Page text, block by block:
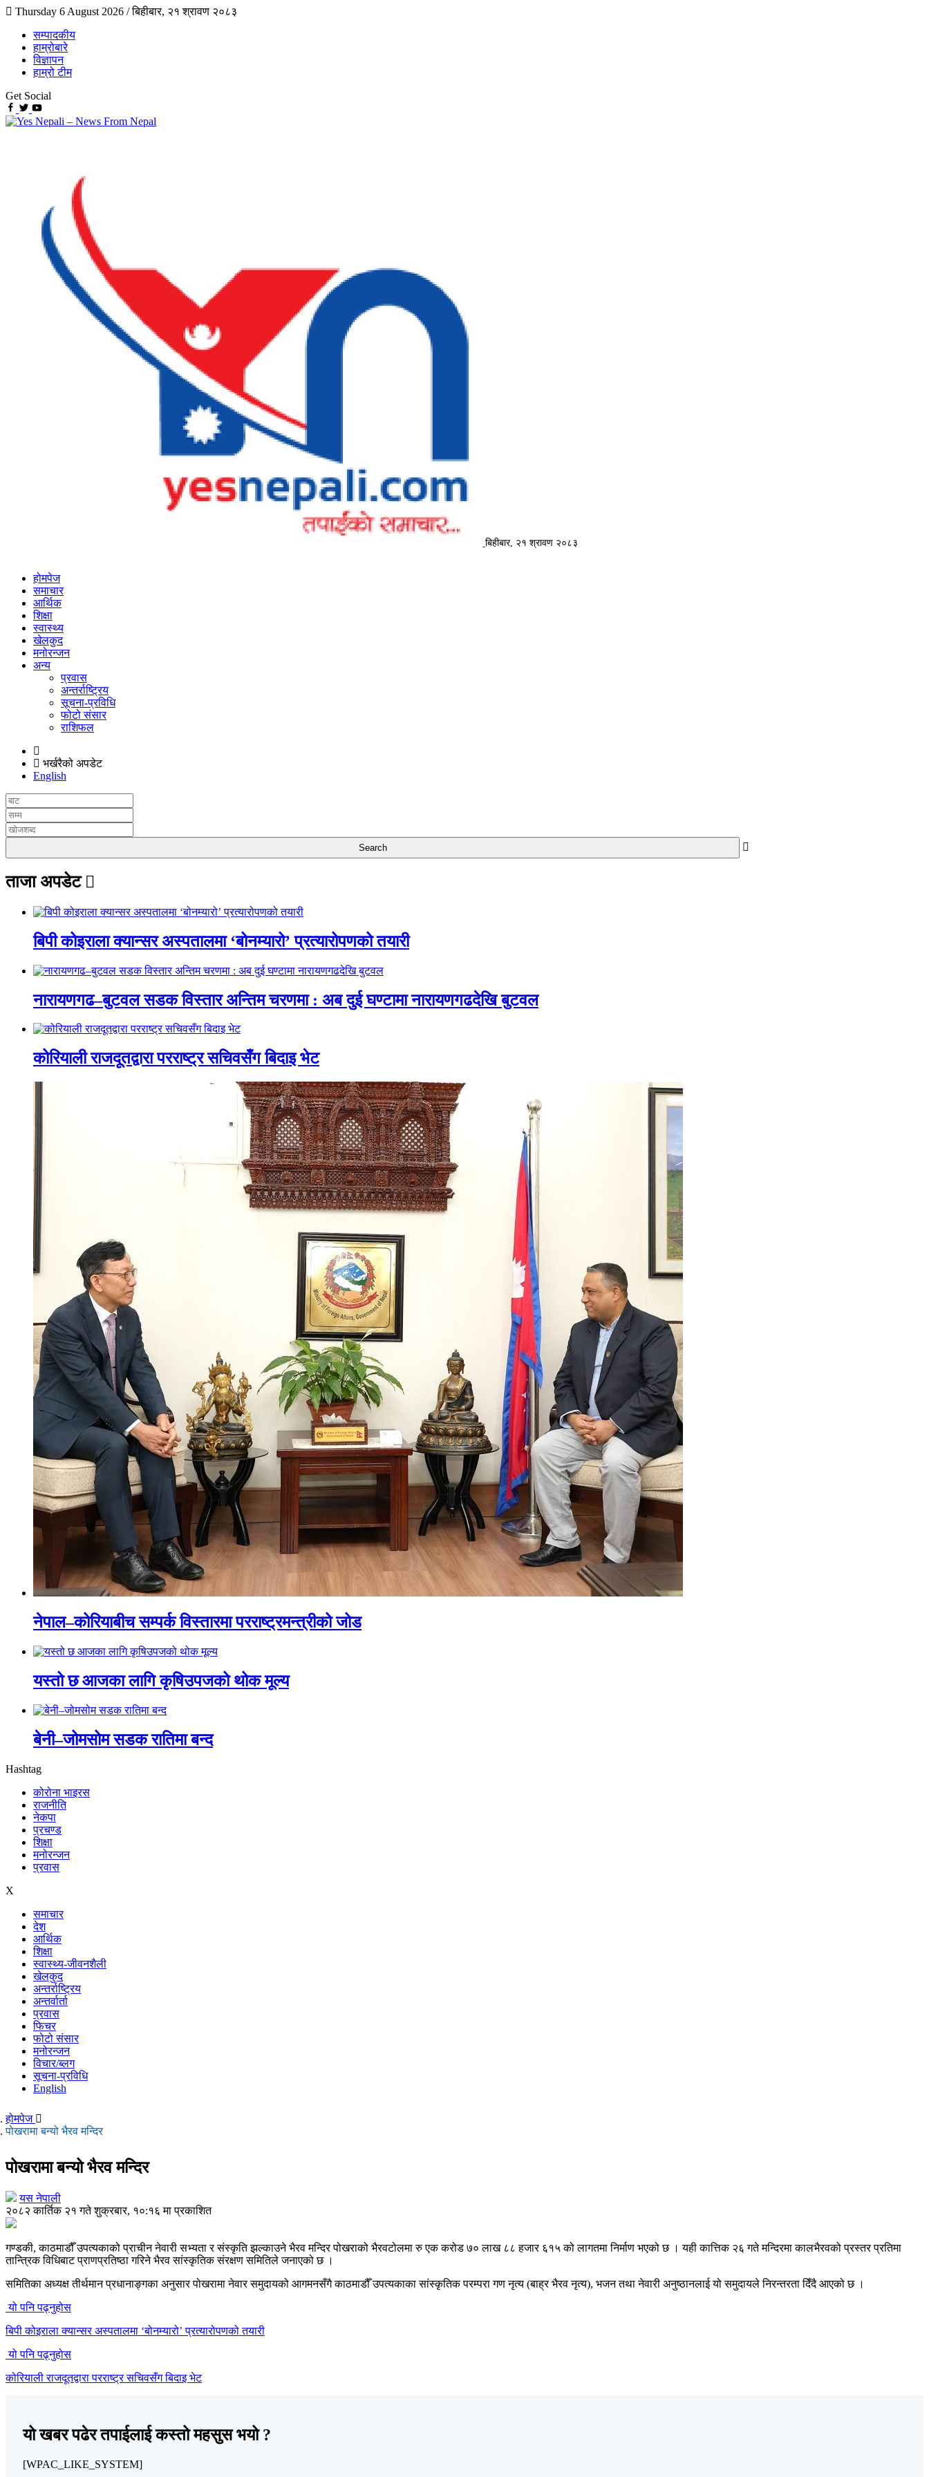
Thursday 6 August 2026 /बिहीबार, २१ श्रावण २०८३
सम्पादकीय
हाम्रोबारे
विज्ञापन
हाम्रो टीम
Get Social
बिहीबार, २१ श्रावण २०८३
होमपेज
समाचार
आर्थिक
शिक्षा
स्वास्थ्य
खेलकुद
मनोरन्जन
अन्य
प्रवास
अन्तर्राष्ट्रिय
सूचना-प्रविधि
फोटो संसार
राशिफल
भर्खरैको अपडेट
English
ताजा अपडेट
बिपी कोइराला क्यान्सर अस्पतालमा ‘बोनम्यारो’ प्रत्यारोपणको तयारी
नारायणगढ–बुटवल सडक विस्तार अन्तिम चरणमा : अब दुई घण्टामा नारायणगढदेखि बुटवल
कोरियाली राजदूतद्वारा परराष्ट्र सचिवसँग बिदाइ भेट
नेपाल–कोरियाबीच सम्पर्क विस्तारमा परराष्ट्रमन्त्रीको जोड
यस्तो छ आजका लागि कृषिउपजको थोक मूल्य
बेनी–जोमसोम सडक रातिमा बन्द
Hashtag
कोरोना भाइरस
राजनीति
नेकपा
प्रचण्ड
शिक्षा
मनोरन्जन
प्रवास
X
समाचार
देश
आर्थिक
शिक्षा
स्वास्थ्य-जीवनशैली
खेलकुद
अन्तर्राष्ट्रिय
अन्तर्वार्ता
प्रवास
फिचर
फोटो संसार
मनोरन्जन
विचार/ब्लग
सूचना-प्रविधि
English
होमपेज
पोखरामा बन्यो भैरव मन्दिर
पोखरामा बन्यो भैरव मन्दिर
यस नेपाली
२०८२ कार्तिक २१ गते शुक्रबार, १०:१६ मा प्रकाशित
गण्डकी, काठमाडौँ उपत्यकाको प्राचीन नेवारी सभ्यता र संस्कृति झल्काउने भैरव मन्दिर पोखराको भैरवटोलमा रु एक करोड ७० लाख ८८ हजार ६१५ को लागतमा निर्माण भएको छ । यही कात्तिक २६ गते मन्दिरमा कालभैरवको प्रस्तर प्रतिमा
तान्त्रिक विधिबाट प्राणप्रतिष्ठा गरिने भैरव सांस्कृतिक संरक्षण समितिले जनाएको छ ।
समितिका अध्यक्ष तीर्थमान प्रधानाङ्गका अनुसार पोखरामा नेवार समुदायको आगमनसँगै काठमाडौँ उपत्यकाका सांस्कृतिक परम्परा गण नृत्य (बाह्र भैरव नृत्य), भजन तथा नेवारी अनुष्ठानलाई यो समुदायले निरन्तरता दिँदै आएको छ ।
यो पनि पढ्नुहोस
बिपी कोइराला क्यान्सर अस्पतालमा ‘बोनम्यारो’ प्रत्यारोपणको तयारी
यो पनि पढ्नुहोस
कोरियाली राजदूतद्वारा परराष्ट्र सचिवसँग बिदाइ भेट
यो खबर पढेर तपाईलाई कस्तो महसुस भयो ?
[WPAC_LIKE_SYSTEM]